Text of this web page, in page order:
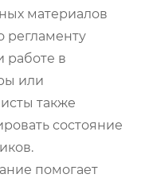
материалов
регламенту
работе в
или
также
состояние
помогает